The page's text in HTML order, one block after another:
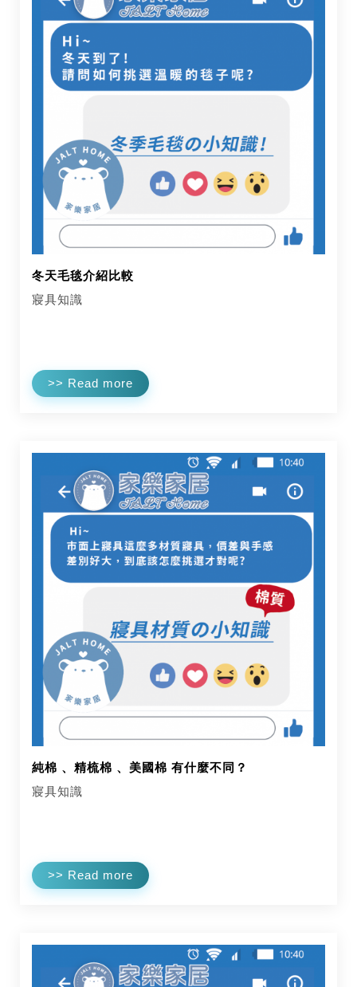
冬天毛毯介紹比較
寢具知識
>> Read more
純棉 、精梳棉 、美國棉 有什麼不同？
寢具知識
>> Read more